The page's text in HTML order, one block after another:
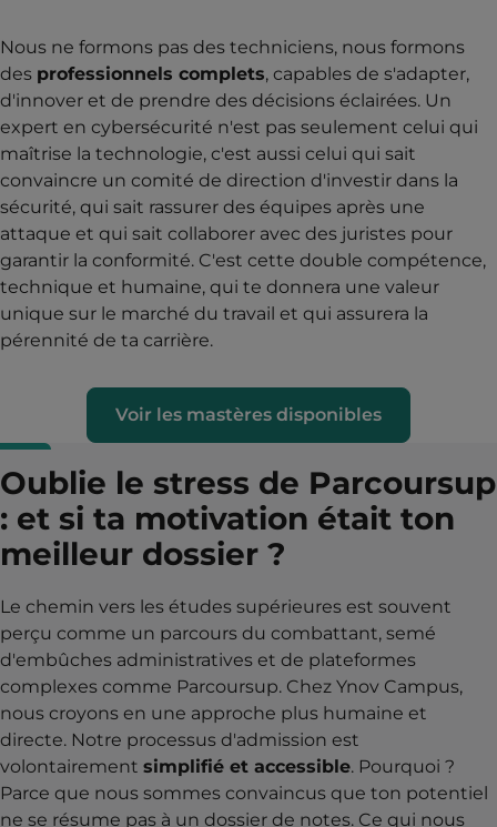
Nous ne formons pas des techniciens, nous formons
des professionnels complets, capables de s'adapter,
d'innover et de prendre des décisions éclairées. Un
expert en cybersécurité n'est pas seulement celui qui
maîtrise la technologie, c'est aussi celui qui sait
convaincre un comité de direction d'investir dans la
sécurité, qui sait rassurer des équipes après une
attaque et qui sait collaborer avec des juristes pour
garantir la conformité. C'est cette double compétence,
technique et humaine, qui te donnera une valeur
unique sur le marché du travail et qui assurera la
pérennité de ta carrière.
Voir les mastères disponibles
Oublie le stress de Parcoursup
: et si ta motivation était ton
meilleur dossier ?
Le chemin vers les études supérieures est souvent
perçu comme un parcours du combattant, semé
d'embûches administratives et de plateformes
complexes comme Parcoursup. Chez Ynov Campus,
nous croyons en une approche plus humaine et
directe. Notre processus d'admission est
volontairement simplifié et accessible. Pourquoi ?
Parce que nous sommes convaincus que ton potentiel
ne se résume pas à un dossier de notes. Ce qui nous